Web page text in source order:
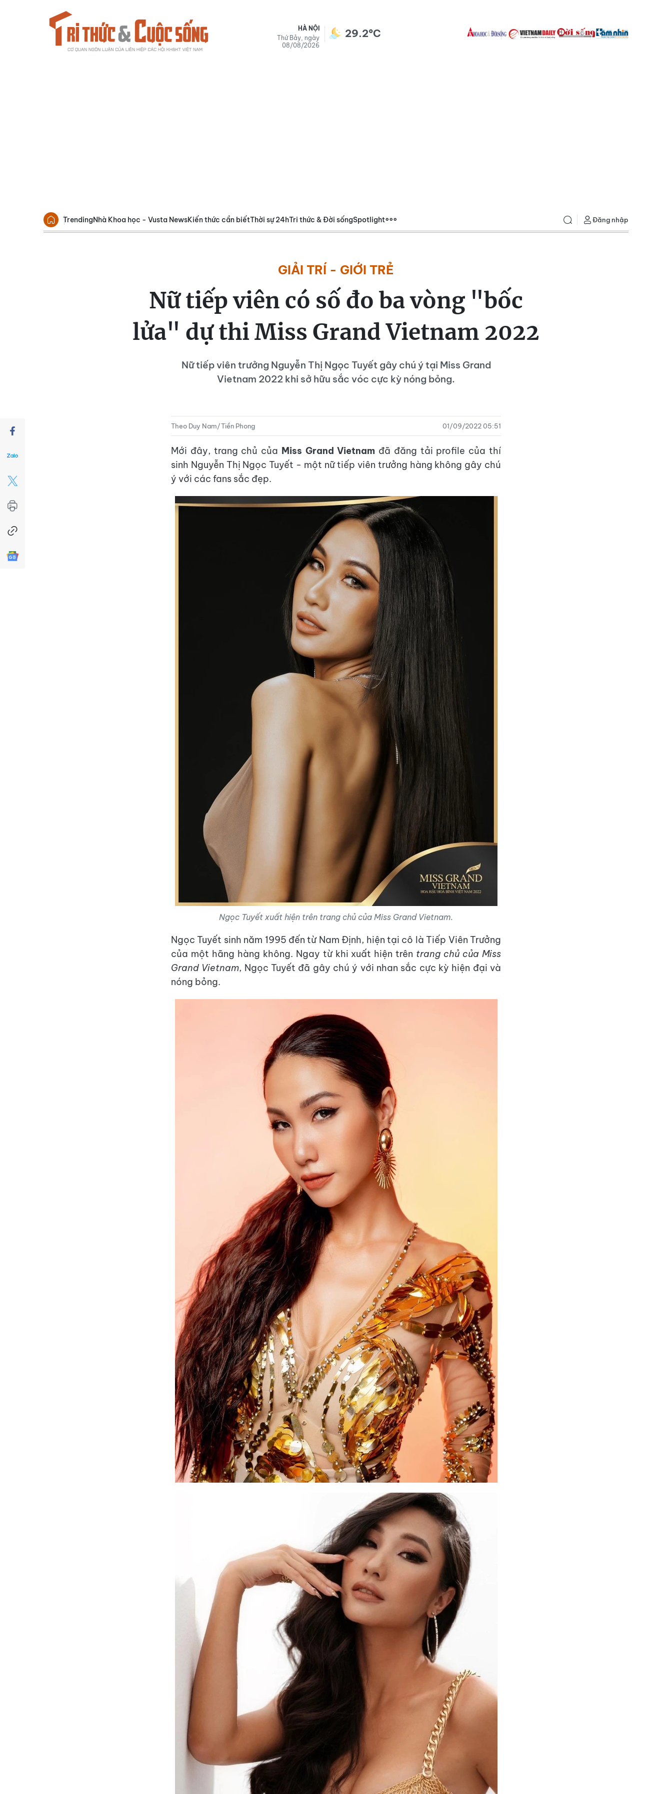
HÀ NỘI
Thứ Bảy, ngày
08/08/2026
29.2°C
TrendingNhà Khoa học - Vusta NewsKiến thức cần biếtThời sự 24hTri thức & Đời sốngSpotlight Đăng nhập
GIẢI TRÍ - GIỚI TRẺ
Nữ tiếp viên có số đo ba vòng "bốc
lửa" dự thi Miss Grand Vietnam 2022
Nữ tiếp viên trưởng Nguyễn Thị Ngọc Tuyết gây chú ý tại Miss Grand
Vietnam 2022 khi sở hữu sắc vóc cực kỳ nóng bỏng.
Theo Duy Nam/Tiền Phong 01/09/2022 05:51
Mới đây, trang chủ của Miss Grand Vietnam đã đăng tải profile của thí
sinh Nguyễn Thị Ngọc Tuyết - một nữ tiếp viên trưởng hàng không gây chú
ý với các fans sắc đẹp.
Ngọc Tuyết xuất hiện trên trang chủ của Miss Grand Vietnam.
Ngọc Tuyết sinh năm 1995 đến từ Nam Định, hiện tại cô là Tiếp Viên Trưởng
của một hãng hàng không. Ngay từ khi xuất hiện trên trang chủ của Miss
Grand Vietnam, Ngọc Tuyết đã gây chú ý với nhan sắc cực kỳ hiện đại và
nóng bỏng.